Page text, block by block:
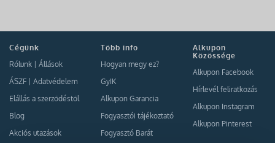
Cégünk
Rólunk
Állások
ÁSZF
Adatvédelem
Elállás a szerződéstől
Blog
Akciós utazások
Több info
Hogyan megy ez?
GyIK
Alkupon Garancia
Fogyasztói tájékoztató
Fogyasztó Barát
Alkupon
Közössége
Alkupon Facebook
Hírlevél feliratkozás
Alkupon Instagram
Alkupon Pinterest